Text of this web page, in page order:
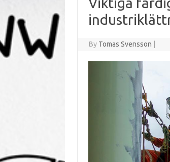
By Tomas Svensson